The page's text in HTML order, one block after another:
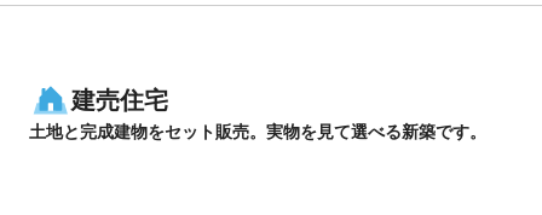
建売住宅
土地と完成建物をセット販売。実物を見て選べる新築です。